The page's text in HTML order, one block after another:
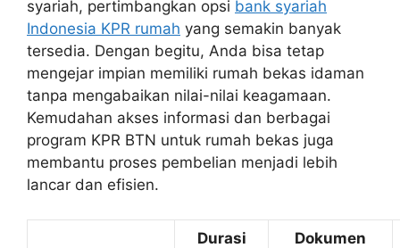
syariah, pertimbangkan opsi bank syariah
Indonesia KPR rumah yang semakin banyak
tersedia. Dengan begitu, Anda bisa tetap
mengejar impian memiliki rumah bekas idaman
tanpa mengabaikan nilai-nilai keagamaan.
Kemudahan akses informasi dan berbagai
program KPR BTN untuk rumah bekas juga
membantu proses pembelian menjadi lebih
lancar dan efisien.
Durasi
Dokumen